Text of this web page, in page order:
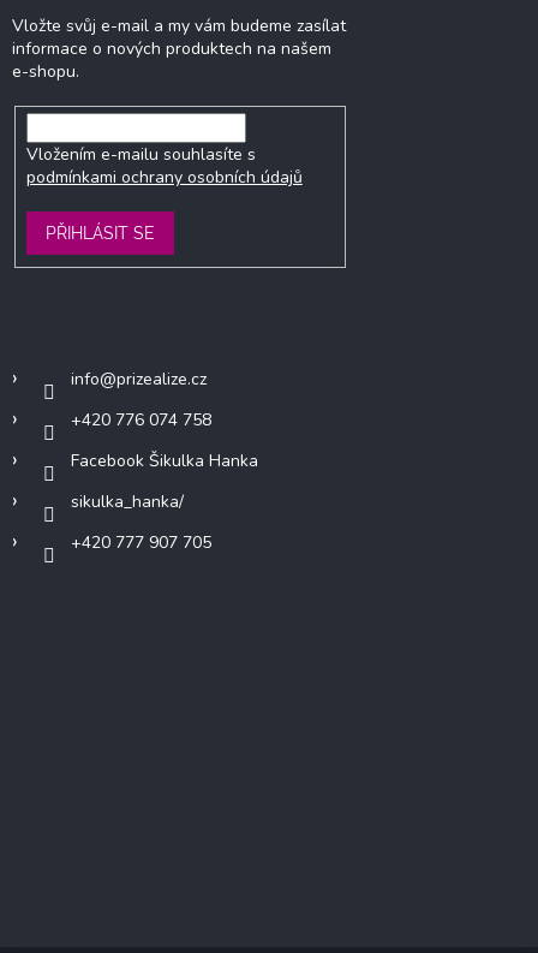
Vložte svůj e-mail a my vám budeme zasílat
informace o nových produktech na našem
e-shopu.
Vložením e-mailu souhlasíte s
podmínkami ochrany osobních údajů
PŘIHLÁSIT SE
info@prizealize.cz
+420 776 074 758
Facebook Šikulka Hanka
sikulka_hanka/
+420 777 907 705